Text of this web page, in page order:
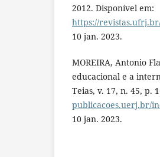
2012. Disponível em:
https://
10 jan. 2023.
MOREIRA, Antonio
educacional e a
Teias, v. 17, n. 45, p.
publicacoes.uerj.br/
10 jan. 2023.